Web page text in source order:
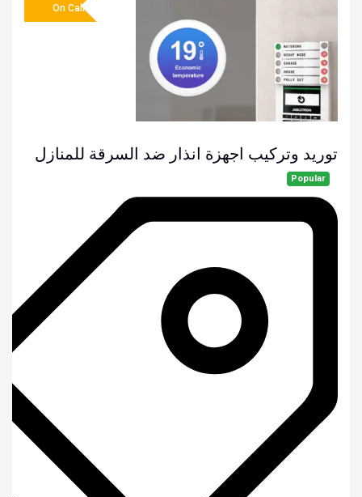
توريد وتركيب اجهزة انذار ضد السرقة للمنازل
Popular
On Call